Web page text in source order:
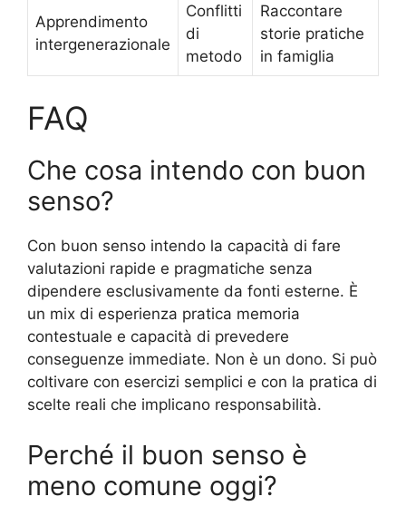
Apprendimento
intergenerazionale
Conflitti
di
metodo
Raccontare
storie pratiche
in famiglia
FAQ
Che cosa intendo con buon
senso?
Con buon senso intendo la capacità di fare
valutazioni rapide e pragmatiche senza
dipendere esclusivamente da fonti esterne. È
un mix di esperienza pratica memoria
contestuale e capacità di prevedere
conseguenze immediate. Non è un dono. Si può
coltivare con esercizi semplici e con la pratica di
scelte reali che implicano responsabilità.
Perché il buon senso è
meno comune oggi?